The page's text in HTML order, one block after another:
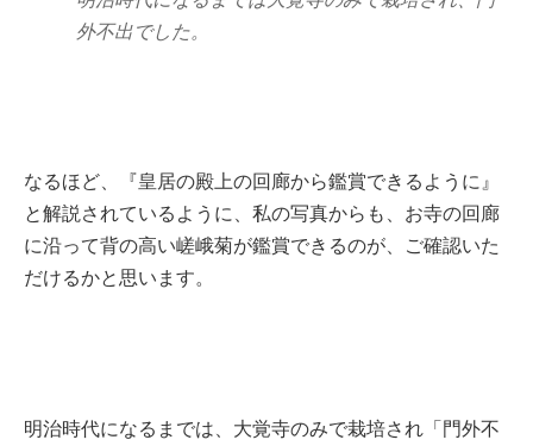
外不出でした。
なるほど、『皇居の殿上の回廊から鑑賞できるように』
と解説されているように、私の写真からも、お寺の回廊
に沿って背の高い嵯峨菊が鑑賞できるのが、ご確認いた
だけるかと思います。
明治時代になるまでは、大覚寺のみで栽培され「門外不